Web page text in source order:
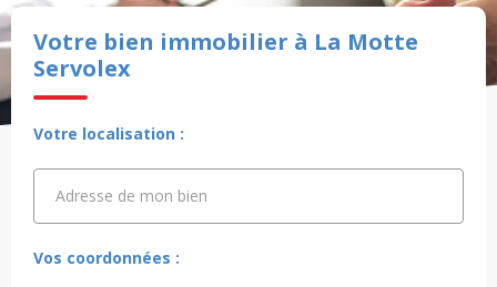
Votre bien immobilier à La Motte
Servolex
Votre localisation :
Adresse de mon bien
Adresse de mon bien
Vos coordonnées :